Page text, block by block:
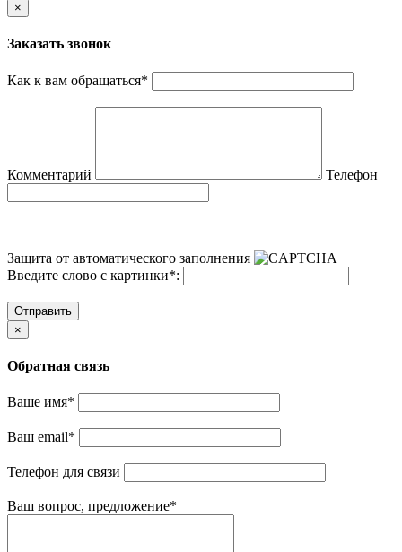
×
Заказать звонок
Как к вам обращаться*
Комментарий Телефон
Защита от автоматического заполнения
Введите слово с картинки*:
Отправить
×
Обратная связь
Ваше имя*
Ваш email*
Телефон для связи
Ваш вопрос, предложение*